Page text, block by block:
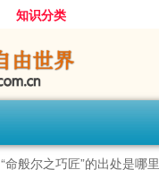
知识分类
“命般尔之巧匠”的出处是哪里